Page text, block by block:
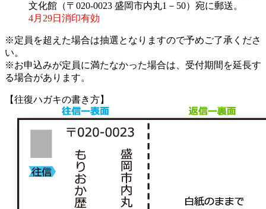
文化館（〒020-0023 盛岡市内丸1－50）宛に郵送。
4月29日消印有効
※定員を超えた場合は抽選となりますので予めご了承くださ
い。
※お申込みが定員に満たなかった場合は、受付期間を延長す
る場合があります。
【往復ハガキの書き方】